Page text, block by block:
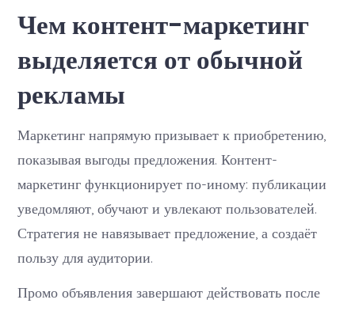
Чем контент-маркетинг
выделяется от обычной
рекламы
Маркетинг напрямую призывает к приобретению,
показывая выгоды предложения. Контент-
маркетинг функционирует по-иному: публикации
уведомляют, обучают и увлекают пользователей.
Стратегия не навязывает предложение, а создаёт
пользу для аудитории.
Промо объявления завершают действовать после